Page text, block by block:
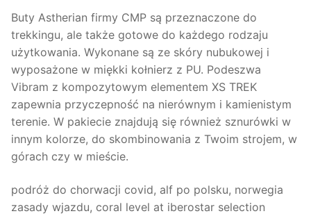
Buty Astherian firmy CMP są przeznaczone do
trekkingu, ale także gotowe do każdego rodzaju
użytkowania. Wykonane są ze skóry nubukowej i
wyposażone w miękki kołnierz z PU. Podeszwa
Vibram z kompozytowym elementem XS TREK
zapewnia przyczepność na nierównym i kamienistym
terenie. W pakiecie znajdują się również sznurówki w
innym kolorze, do skombinowania z Twoim strojem, w
górach czy w mieście.
podróż do chorwacji covid, alf po polsku, norwegia
zasady wjazdu, coral level at iberostar selection